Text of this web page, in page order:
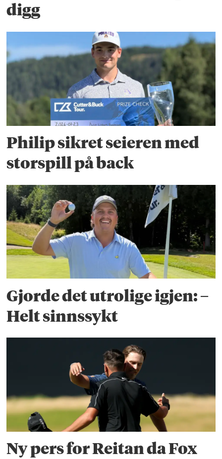
digg
Philip sikret seieren med
storspill på back
Gjorde det utrolige igjen: –
Helt sinnssykt
Ny pers for Reitan da Fox